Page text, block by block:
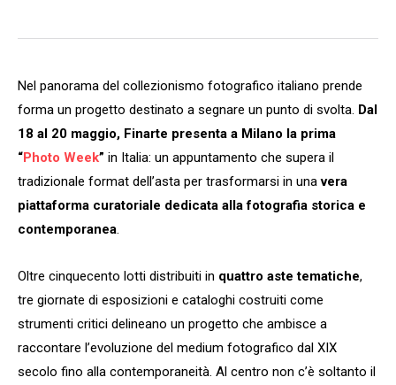
Nel panorama del collezionismo fotografico italiano prende
forma un progetto destinato a segnare un punto di svolta. Dal
18 al 20 maggio, Finarte presenta a Milano la prima
“Photo Week” in Italia: un appuntamento che supera il
tradizionale format dell’asta per trasformarsi in unavera
piattaforma curatoriale dedicata alla fotografia storica e
contemporanea.
Oltre cinquecento lotti distribuiti in quattro aste tematiche,
tre giornate di esposizioni e cataloghi costruiti come
strumenti critici delineano un progetto che ambisce a
raccontare l’evoluzione del medium fotografico dal XIX
secolo fino alla contemporaneità. Al centro non c’è soltanto il